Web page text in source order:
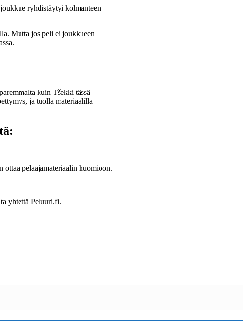
ryhdistäytyi kolmanteen
Mutta jos peli ei joukkueen
kuin Tšekki tässä
ja tuolla materiaalilla
ottaa pelaajamateriaalin huomioon.
yhtettä Peluuri.fi.